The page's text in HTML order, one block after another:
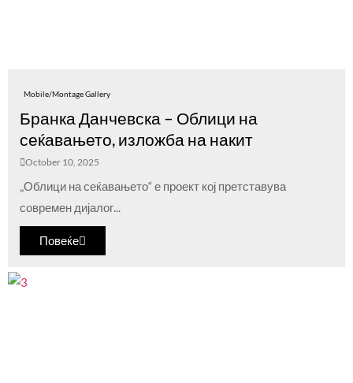
Mobile/Montage Gallery
Бранка Данчевска – Облици на
сеќавањето, изложба на накит
October 10, 2025
„Облици на сеќавањето“ е проект кој претставува
современ дијалог...
Повеќе